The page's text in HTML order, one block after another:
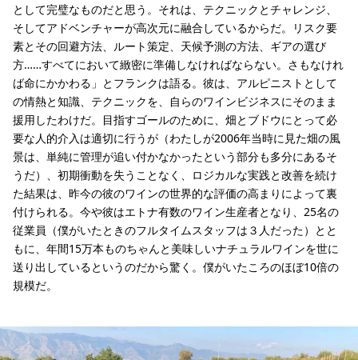
として完璧なものだと思う。それは、テクニックとチャレンジ、
そしてアドベンチャーが高次元に融合しているからだ。リスク要
素とその回避方法、ルート策定、天候予測の方法、ギアの選び
方……すべてにおいて緻密に準備しなければならない。さもなけれ
ば命にかかわる」とフランクは語る。彼は、アルピニストとして
の情熱と知識、テクニックを、自らのワインビジネスにそのまま
援用したわけだ。目指すゴールのために、畑とブドウにとって必
要な人的介入は適切に行うが（わたしが2006年当時に見た畑の風
景は、単純に管理が追い付かなかったという部分も多分にあるそ
うだ）、初期衝動を失うことなく、ロジカルな実践と改善を続け
た結果は、昨今の彼のワインの世界的な評価の高まりによって裏
付けられる。今や彼はエトナ有数のワイン生産者となり、25名の
従業員（僕がいたときのフルタイムスタッフは３人だった）とと
もに、年間15万本ものちゃんと美味しいナチュラルワインを世に
送り出しているというのだから驚く。僕がいたころのほぼ10倍の
規模だ。